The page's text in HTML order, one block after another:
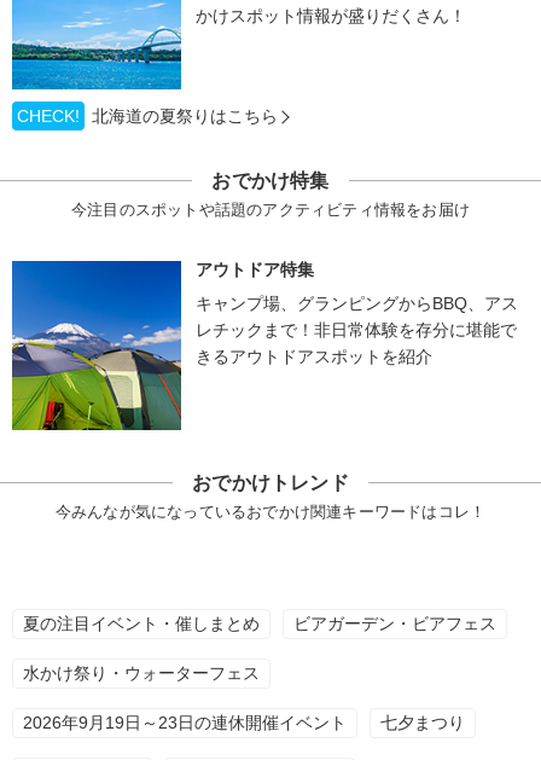
かけスポット情報が盛りだくさん！
CHECK! 北海道の夏祭りはこちら
おでかけ特集
今注目のスポットや話題のアクティビティ情報をお届け
アウトドア特集
キャンプ場、グランピングからBBQ、アス
レチックまで！非日常体験を存分に堪能で
きるアウトドアスポットを紹介
おでかけトレンド
今みんなが気になっているおでかけ関連キーワードはコレ！
夏の注目イベント・催しまとめ ビアガーデン・ビアフェス
水かけ祭り・ウォーターフェス
2026年9月19日～23日の連休開催イベント 七夕まつり